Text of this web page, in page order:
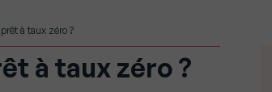
à taux zéro ?
à taux zéro ?